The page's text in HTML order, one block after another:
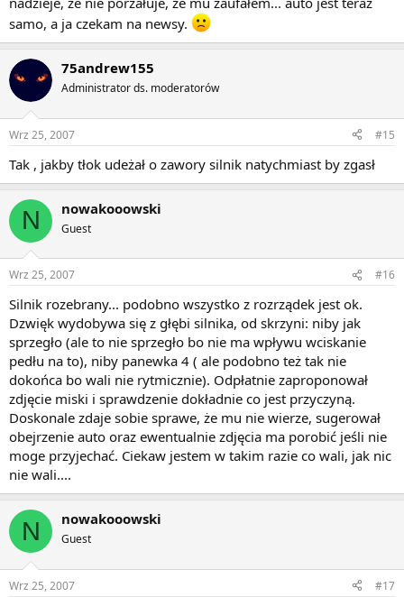
samo, a ja czekam na newsy.
75andrew155
Administrator ds. moderatorów
Wrz 25, 2007 #15
Tak , jakby tłok udeżał o zawory silnik natychmiast by zgasł
N nowakooowski
Guest
Wrz 25, 2007 #16
Silnik rozebrany... podobno wszystko z rozrządek jest ok.
Dzwięk wydobywa się z głębi silnika, od skrzyni: niby jak
sprzegło (ale to nie sprzegło bo nie ma wpływu wciskanie
pedłu na to), niby panewka 4 ( ale podobno też tak nie
dokońca bo wali nie rytmicznie). Odpłatnie zaproponował
zdjęcie miski i sprawdzenie dokładnie co jest przyczyną.
Doskonale zdaje sobie sprawe, że mu nie wierze, sugerował
obejrzenie auto oraz ewentualnie zdjęcia ma porobić jeśli nie
moge przyjechać. Ciekaw jestem w takim razie co wali, jak nic
nie wali....
N nowakooowski
Guest
Wrz 25, 2007 #17